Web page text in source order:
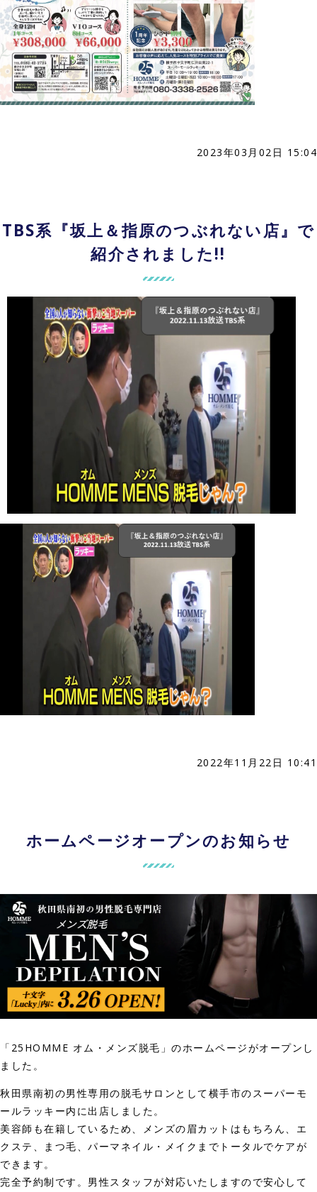
2023年03月02日 15:04
TBS系『坂上＆指原のつぶれない店』で
紹介されました!!
2022年11月22日 10:41
ホームページオープンのお知らせ
「25HOMME オム・メンズ脱毛」のホームページがオープンし
ました。
秋田県南初の男性専用の脱毛サロンとして横手市のスーパーモ
ールラッキー内に出店しました。
美容師も在籍しているため、メンズの眉カットはもちろん、エ
クステ、まつ毛、パーマネイル・メイクまでトータルでケアが
できます。
完全予約制です。男性スタッフが対応いたしますので安心して